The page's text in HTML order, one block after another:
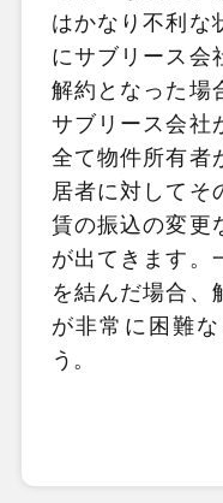
はかなり不利な
にサブリース会
解約となった場
サブリース会社
全て物件所有者
居者に対してそ
賃の振込の変更
が出てきます。
を結んだ場合、
が非常に困難
う。